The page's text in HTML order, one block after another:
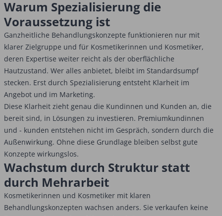
Warum Spezialisierung die
Voraussetzung ist
Ganzheitliche Behandlungskonzepte funktionieren nur mit
klarer Zielgruppe und für Kosmetikerinnen und Kosmetiker,
deren Expertise weiter reicht als der oberflächliche
Hautzustand. Wer alles anbietet, bleibt im Standardsumpf
stecken. Erst durch Spezialisierung entsteht Klarheit im
Angebot und im Marketing.
Diese Klarheit zieht genau die Kundinnen und Kunden an, die
bereit sind, in Lösungen zu investieren. Premiumkundinnen
und - kunden entstehen nicht im Gespräch, sondern durch die
Außenwirkung. Ohne diese Grundlage bleiben selbst gute
Konzepte wirkungslos.
Wachstum durch Struktur statt
durch Mehrarbeit
Kosmetikerinnen und Kosmetiker mit klaren
Behandlungskonzepten wachsen anders. Sie verkaufen keine